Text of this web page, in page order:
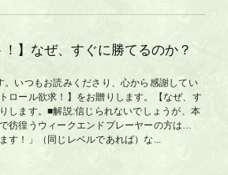
！】なぜ、すぐに勝てるのか？
。いつもお読みくださり、心から感謝してい
ロール欲求！】をお贈りします。【なぜ、す
します。■解説:信じられないでしょうが、本
彷徨うウィークエンドプレーヤーの方は…
す！」（同じレベルであれば）な...